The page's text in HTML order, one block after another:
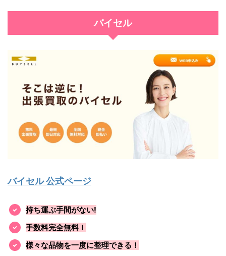
バイセル
バイセル 公式ページ
持ち運ぶ手間がない!
手数料完全無料！
様々な品物を一度に整理できる！